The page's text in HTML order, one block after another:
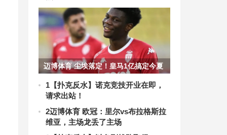
迈博体育 尘埃落定！皇马1亿搞定今夏
首签 安帅强援到位
1 【扑克反水】诺克竞技开业在即，
请求出站！
2迈博体育 欧冠：里尔vs布拉格斯拉
维亚​，主场龙丢了主场